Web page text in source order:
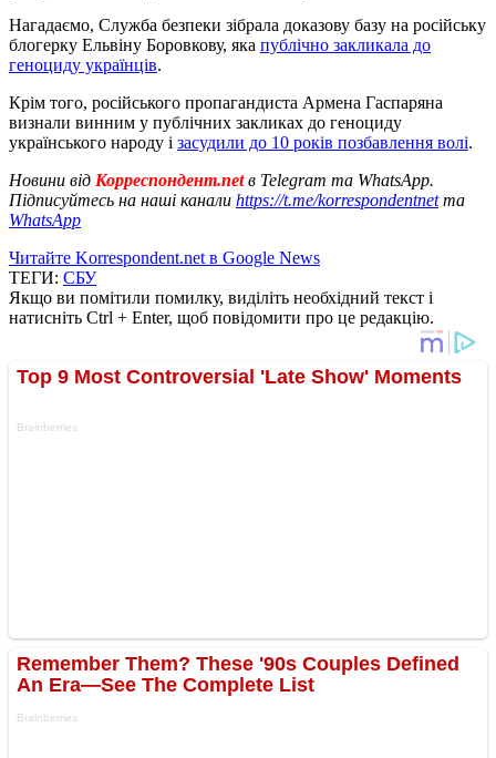
Нагадаємо, Служба безпеки зібрала доказову базу на російську
блогерку Ельвіну Боровкову, яка публічно закликала до
геноциду українців.
Крім того, російського пропагандиста Армена Гаспаряна
визнали винним у публічних закликах до геноциду
українського народу і засудили до 10 років позбавлення волі.
Новини від Корреспондент.netв Telegram та WhatsApp.
Підписуйтесь на наші канали https://t.me/korrespondentnetта
WhatsApp
Читайте Korrespondent.net в Google News
ТЕГИ: СБУ
Якщо ви помітили помилку, виділіть необхідний текст і
натисніть Ctrl + Enter, щоб повідомити про це редакцію.